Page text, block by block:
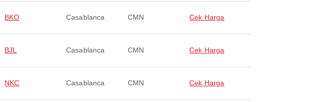
BKO Casablanca CMN Cek Harga
BJL Casablanca CMN Cek Harga
NKC Casablanca CMN Cek Harga